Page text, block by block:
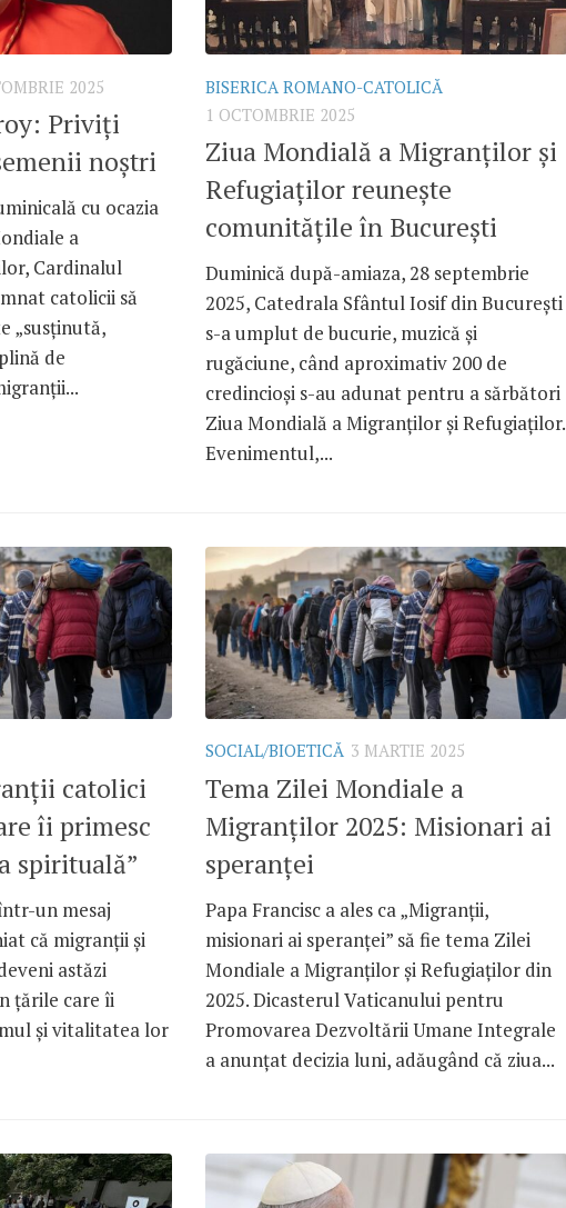
2025
Priviți
noștri
cu ocazia
a
Cardinalul
catolicii să
„susținută,
de
BISERICA ROMANO-CATOLICĂ
1 OCTOMBRIE 2025
Ziua Mondială a Migranților și
Refugiaților reunește
comunitățile în București
Duminică după-amiaza, 28 septembrie
2025, Catedrala Sfântul Iosif din București
s-a umplut de bucurie, muzică și
rugăciune, când aproximativ 200 de
credincioși s-au adunat pentru a sărbători
Ziua Mondială a Migranților și Refugiaților.
Evenimentul,...
catolici
îi primesc
spirituală”
un mesaj
că migranții și
astăzi
țările care îi
și vitalitatea lor
SOCIAL/BIOETICĂ 3 MARTIE 2025
Tema Zilei Mondiale a
Migranților 2025: Misionari ai
speranței
Papa Francisc a ales ca „Migranții,
misionari ai speranței” să fie tema Zilei
Mondiale a Migranților și Refugiaților din
2025. Dicasterul Vaticanului pentru
Promovarea Dezvoltării Umane Integrale
a anunțat decizia luni, adăugând că ziua...